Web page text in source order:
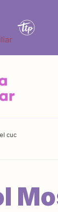
cuc